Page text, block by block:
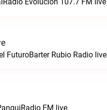
FuturoBarter Rubio Radio live
FM live